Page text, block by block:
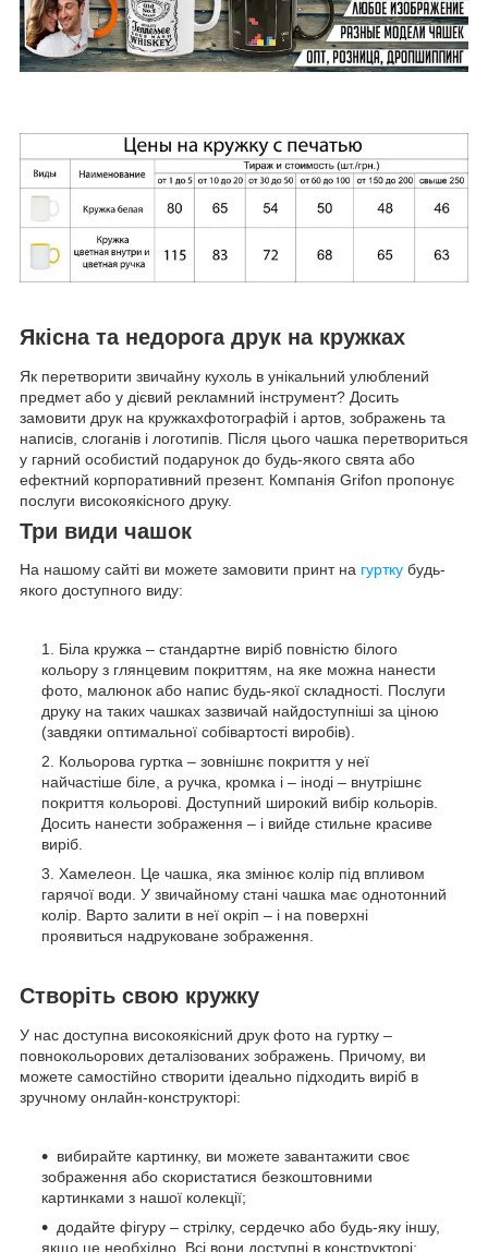
Якісна та недорога друк на кружках
Як перетворити звичайну кухоль в унікальний улюблений
предмет або у дієвий рекламний інструмент? Досить
замовити друк на кружкахфотографій і артов, зображень та
написів, слоганів і логотипів. Після цього чашка перетвориться
у гарний особистий подарунок до будь-якого свята або
ефектний корпоративний презент. Компанія Grifon пропонує
послуги високоякісного друку.
Три види чашок
На нашому сайті ви можете замовити принт на гуртку будь-
якого доступного виду:
Біла кружка – стандартне виріб повністю білого
кольору з глянцевим покриттям, на яке можна нанести
фото, малюнок або напис будь-якої складності. Послуги
друку на таких чашках зазвичай найдоступніші за ціною
(завдяки оптимальної собівартості виробів).
Кольорова гуртка – зовнішнє покриття у неї
найчастіше біле, а ручка, кромка і – іноді – внутрішнє
покриття кольорові. Доступний широкий вибір кольорів.
Досить нанести зображення – і вийде стильне красиве
виріб.
Хамелеон. Це чашка, яка змінює колір під впливом
гарячої води. У звичайному стані чашка має однотонний
колір. Варто залити в неї окріп – і на поверхні
проявиться надруковане зображення.
Створіть свою кружку
У нас доступна високоякісний друк фото на гуртку –
повнокольорових деталізованих зображень. Причому, ви
можете самостійно створити ідеально підходить виріб в
зручному онлайн-конструкторі:
вибирайте картинку, ви можете завантажити своє
зображення або скористатися безкоштовними
картинками з нашої колекції;
додайте фігуру – стрілку, сердечко або будь-яку іншу,
якщо це необхідно. Всі вони доступні в конструкторі;